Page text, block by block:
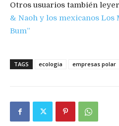
Otros usuarios también
& Naoh y los mexicanos Los
Bum”
TAGS ecologia empresas polar